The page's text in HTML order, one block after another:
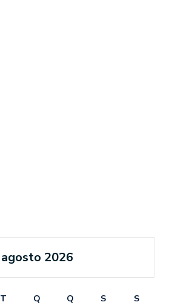
agosto 2026
T Q Q S
S